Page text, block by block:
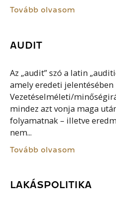
Tovább olvasom
AUDIT
Az „audit” szó a latin
amely eredeti
Vezetéselméleti/
mindez azt vonja maga
folyamatnak – illetve
nem...
Tovább olvasom
LAKÁSPOLITIKA